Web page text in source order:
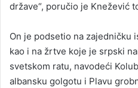
države“, poručio je Knežević
On je podsetio na zajedničku
kao i na žrtve koje je srpski
svetskom ratu, navodeći
albansku golgotu i Plavu